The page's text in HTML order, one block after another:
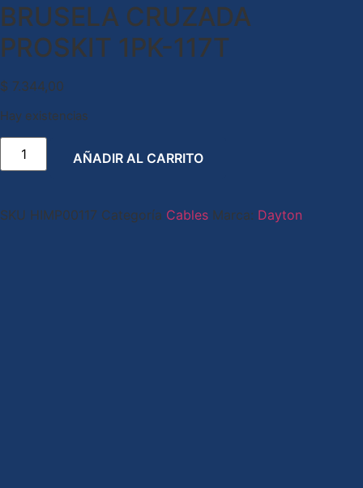
BRUSELA CRUZADA
PROSKIT 1PK-117T
$ 7.344,00
Hay existencias
AÑADIR AL CARRITO
SKU HIMP00117 Categoría Cables Marca: Dayton